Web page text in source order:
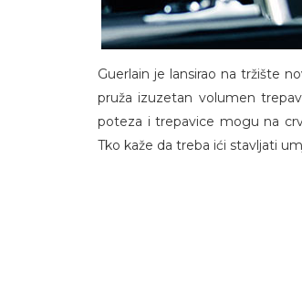
Guerlain je lansirao na tržište
pruža izuzetan volumen
poteza i trepavice mogu na
Tko kaže da treba ići stavljati